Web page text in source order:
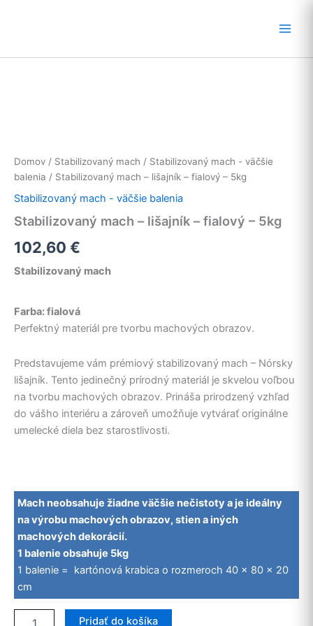
Domov / Stabilizovaný mach / Stabilizovaný mach - väčšie
balenia / Stabilizovaný mach – lišajník – fialový – 5kg
Stabilizovaný mach - väčšie balenia
Stabilizovaný mach – lišajník – fialový – 5kg
102,60 €
Stabilizovaný mach
Farba: fialová
Perfektný materiál pre tvorbu machových obrazov.
Predstavujeme vám prémiový stabilizovaný mach – Nórsky
lišajník. Tento jedinečný prírodný materiál je skvelou voľbou
na tvorbu machových obrazov. Prináša prirodzený vzhľad
do vášho interiéru a zároveň umožňuje vytvárať originálne
umelecké diela bez starostlivosti.
Mach neobsahuje žiadne väčšie nečistoty a je ideálny
na výrobu machových obrazov, stien a iných
machových dekorácií.
1 balenie obsahuje 5kg
1 balenie = kartónová krabica o rozmeroch 40 x 80 x 20
cm
Pridať do košíka